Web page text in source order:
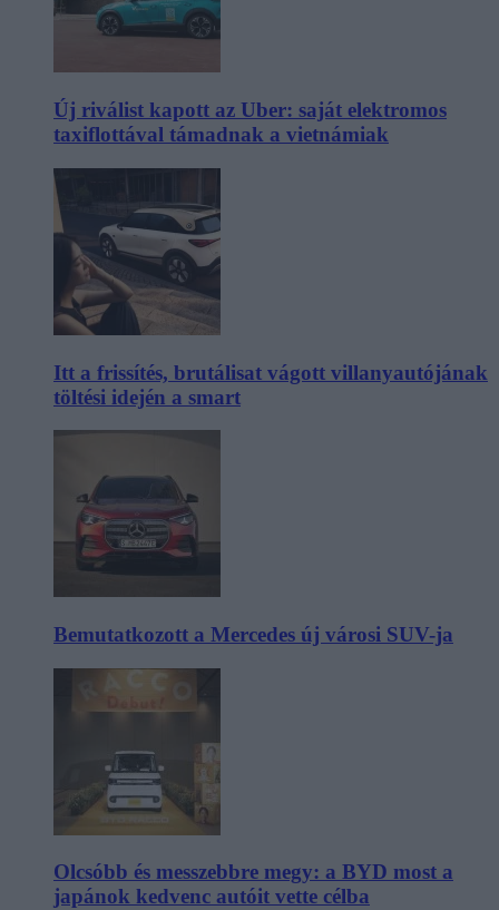
Új riválist kapott az Uber: saját elektromos
taxiflottával támadnak a vietnámiak
Itt a frissítés, brutálisat vágott villanyautójának
töltési idején a smart
Bemutatkozott a Mercedes új városi SUV-ja
Olcsóbb és messzebbre megy: a BYD most a
japánok kedvenc autóit vette célba